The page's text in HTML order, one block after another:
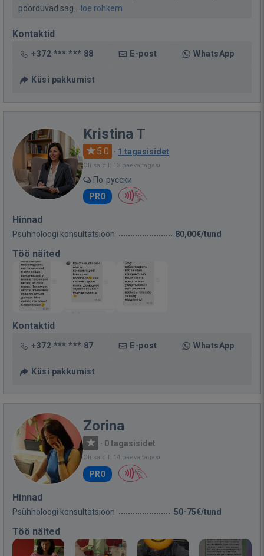
pöörduvad sag...
loe rohkem
Kontaktid
+372 *** *** 88 E-post WhatsApp
Küsi pakkumist
Kristina T
5.0 · 1 tagasisidet
Oli saidil: 13 päeva tagasi
По-русски
PRO
Hinnad
Psühholoogi konsultatsioon 80,00€/tund
Töö näited
Kontaktid
+372 *** *** 87 E-post WhatsApp
Küsi pakkumist
Zorina
· 0 tagasisidet
Oli saidil: 14 päeva tagasi
PRO
Hinnad
Psühholoogi konsultatsioon 50-75€/tund
Töö näited